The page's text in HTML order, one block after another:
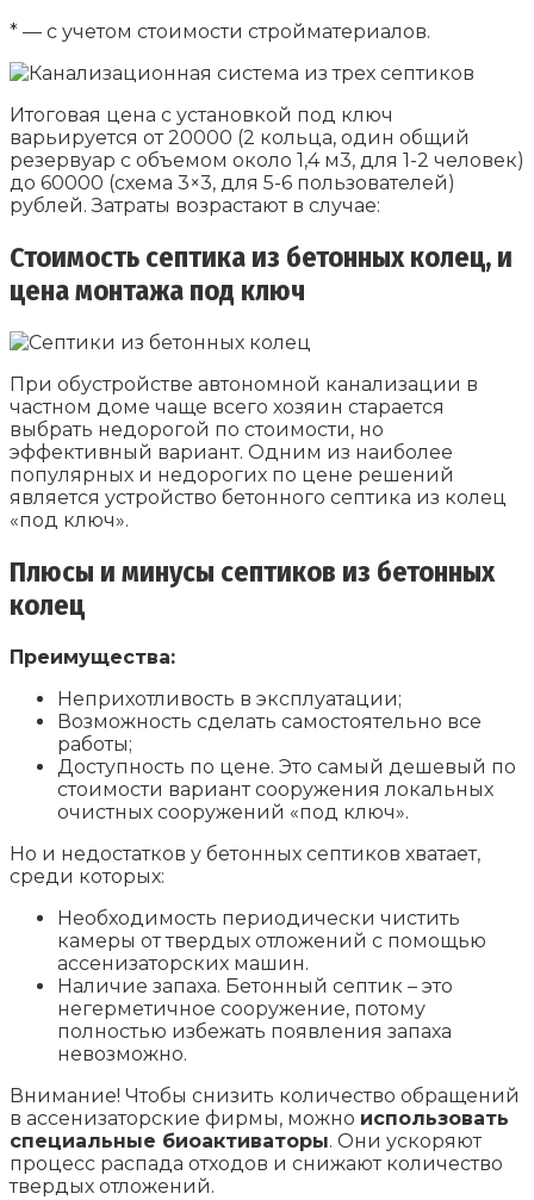
* — с учетом стоимости стройматериалов.
Итоговая цена с установкой под ключ
варьируется от 20000 (2 кольца, один общий
резервуар с объемом около 1,4 м3, для 1-2 человек)
до 60000 (схема 3×3, для 5-6 пользователей)
рублей. Затраты возрастают в случае:
Стоимость септика из бетонных колец, и
цена монтажа под ключ
При обустройстве автономной канализации в
частном доме чаще всего хозяин старается
выбрать недорогой по стоимости, но
эффективный вариант. Одним из наиболее
популярных и недорогих по цене решений
является устройство бетонного септика из колец
«под ключ».
Плюсы и минусы септиков из бетонных
колец
Преимущества:
Неприхотливость в эксплуатации;
Возможность сделать самостоятельно все
работы;
Доступность по цене. Это самый дешевый по
стоимости вариант сооружения локальных
очистных сооружений «под ключ».
Но и недостатков у бетонных септиков хватает,
среди которых:
Необходимость периодически чистить
камеры от твердых отложений с помощью
ассенизаторских машин.
Наличие запаха. Бетонный септик – это
негерметичное сооружение, потому
полностью избежать появления запаха
невозможно.
Внимание! Чтобы снизить количество обращений
в ассенизаторские фирмы, можно использовать
специальные биоактиваторы. Они ускоряют
процесс распада отходов и снижают количество
твердых отложений.